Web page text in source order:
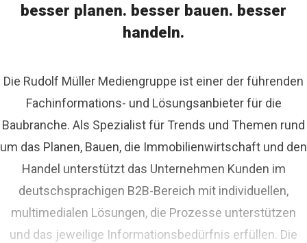
besser planen. besser bauen. besser
handeln.
Die Rudolf Müller Mediengruppe ist einer der führenden
Fachinformations- und Lösungsanbieter für die
Baubranche. Als Spezialist für Trends und Themen rund
um das Planen, Bauen, die Immobilienwirtschaft und den
Handel unterstützt das Unternehmen Kunden im
deutschsprachigen B2B-Bereich mit individuellen,
multimedialen Lösungen, die Prozesse unterstützen
und das jeweilige Informationsbedürfnis erfüllen. Die